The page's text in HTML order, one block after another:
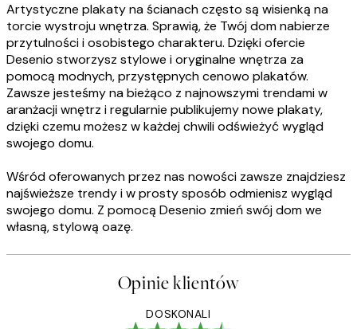
Artystyczne plakaty na ścianach często są wisienką na
torcie wystroju wnętrza. Sprawią, że Twój dom nabierze
przytulności i osobistego charakteru. Dzięki ofercie
Desenio stworzysz stylowe i oryginalne wnętrza za
pomocą modnych, przystępnych cenowo plakatów.
Zawsze jesteśmy na bieżąco z najnowszymi trendami w
aranżacji wnętrz i regularnie publikujemy nowe plakaty,
dzięki czemu możesz w każdej chwili odświeżyć wygląd
swojego domu.
Wśród oferowanych przez nas nowości zawsze znajdziesz
najświeższe trendy i w prosty sposób odmienisz wygląd
swojego domu. Z pomocą Desenio zmień swój dom we
własną, stylową oazę.
Opinie klientów
DOSKONALI